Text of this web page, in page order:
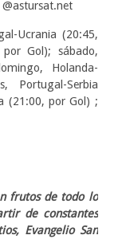
Ucrania (20:45,
Gol); sábado,
Holanda-
Portugal-Serbia
(21:00, por Gol) ;
frutos de todo lo
de constantes
Evangelio San